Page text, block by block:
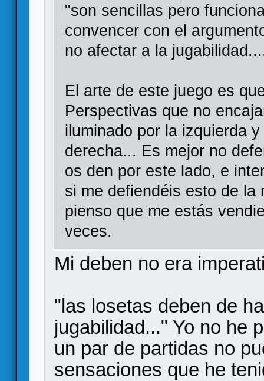
"son sencillas pero
convencer con el
no afectar a la
El arte de este juego es
Perspectivas que no
iluminado por la izquierda
derecha... Es mejor no
os den por este lado, e
si me defiendéis esto de la
pienso que me estás
veces.
Mi deben no era
"las losetas deben de
jugabilidad..." Yo no he
un par de partidas no
sensaciones que he